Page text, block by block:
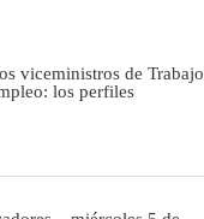
viceministros de Trabajo
los perfiles